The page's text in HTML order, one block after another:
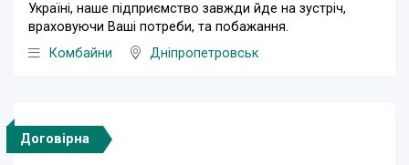
Україні, наше підприємство завжди йде на зустріч,
враховуючи Ваші потреби, та побажання.
Комбайни
Дніпропетровськ
Договірна